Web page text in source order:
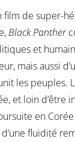
de super-
Black Panther
et
mais aussi
les peuples.
et loin d’être
en
fluidité